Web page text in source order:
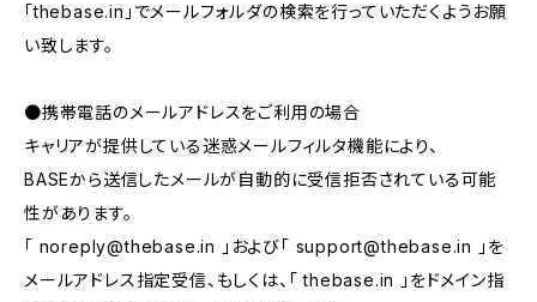
「thebase.in」でメールフォルダの検索を行っていただくようお願
い致します。
●携帯電話のメールアドレスをご利用の場合
キャリアが提供している迷惑メールフィルタ機能により、
BASEから送信したメールが自動的に受信拒否されている可能
性があります。
「 noreply@thebase.in 」および「 support@thebase.in
」を
メールアドレス指定受信、もしくは、「 thebase.in 」をドメイン指